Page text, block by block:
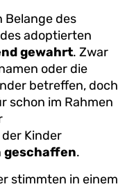
des
adoptierten
gewahrt. Zwar
oder die
betreffen, doch
schon im Rahmen
Kinder
geschaffen.
stimmten in einem